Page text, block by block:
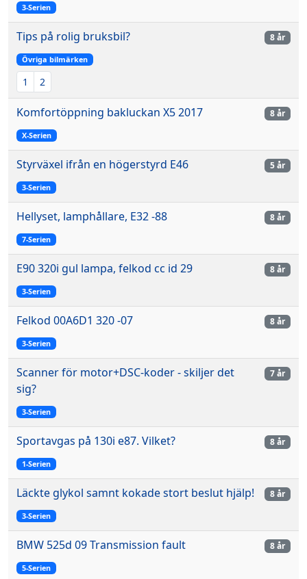
3-Serien
Tips på rolig bruksbil?
Övriga bilmärken
1 2
8 år
Komfortöppning bakluckan X5 2017
X-Serien
8 år
Styrväxel ifrån en högerstyrd E46
3-Serien
5 år
Hellyset, lamphållare, E32 -88
7-Serien
8 år
E90 320i gul lampa, felkod cc id 29
3-Serien
8 år
Felkod 00A6D1 320 -07
3-Serien
8 år
Scanner för motor+DSC-koder - skiljer det
sig?
3-Serien
7 år
Sportavgas på 130i e87. Vilket?
1-Serien
8 år
Läckte glykol samnt kokade stort beslut hjälp!
3-Serien
8 år
BMW 525d 09 Transmission fault
5-Serien
8 år